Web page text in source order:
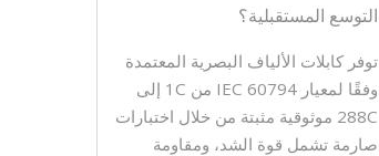
التوسع المستقبلية؟
توفر كابلات الألياف البصرية المعتمدة
وفقًا لمعيار IEC 60794 من 1C إلى
288C موثوقية مثبتة من خلال اختبارات
صارمة تشمل قوة الشد، ومقاومة